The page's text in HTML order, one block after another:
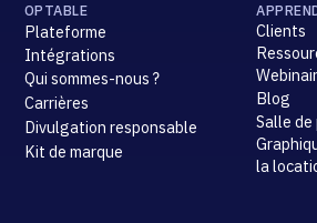
OPTABLE
Plateforme
Intégrations
Qui sommes-nous ?
Carrières
Divulgation responsable
Kit de marque
Clients
Blog
Salle de
la